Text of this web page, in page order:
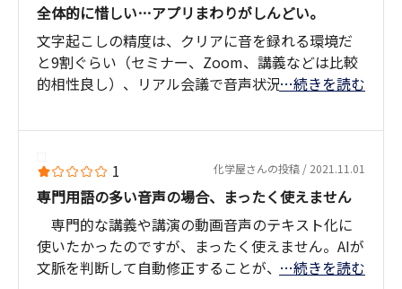
全体的に惜しい…アプリまわりがしんどい。
文字起こしの精度は、クリアに音を録れる環境だ
と9割ぐらい（セミナー、Zoom、講義などは比較
的相性良し）、リアル会議で音声状況が安定して
られ、句読点もつけられるので読みやすい。その
テキストで該当する文字の箇所を押すと、対応す
る録音した音声が流れるので、粗々の精度の文字
起こしだとしても、会議で何の内容を話していた
かの確認の時に、詳細な目次として文字起こしを
使えるので、作業効率はかなり上がる。録音性能
…続きを読む
専門用語の多い音声の場合、まったく使えません
専門的な講義や講演の動画音声のテキスト化に
使いたかったのですが、まったく使えません。AIが
文脈を判断して自動修正することが、この場合悪
…続きを読む
1 化学屋さんの投稿 / 2021.11.01